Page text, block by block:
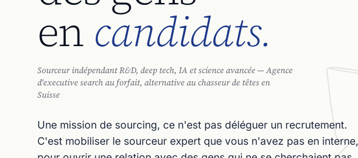
en candidats.
Sourceur indépendant R&D, deep tech, IA et science avancée — Agence
d'executive search au forfait, alternative au chasseur de têtes en
Suisse
Une mission de sourcing, ce n'est pas déléguer un recrutement.
C'est mobiliser le sourceur expert que vous n'avez pas en interne,